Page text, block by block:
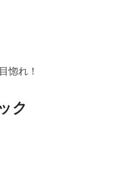
惚れ！
ク